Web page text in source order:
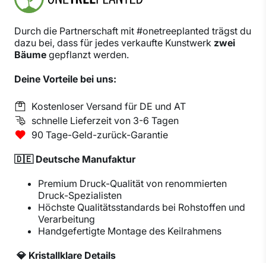
Durch die Partnerschaft mit #onetreeplanted trägst du
dazu bei, dass für jedes verkaufte Kunstwerk zwei
Bäume gepflanzt werden.
Deine Vorteile bei uns:
Kostenloser Versand für DE und AT
schnelle Lieferzeit von 3-6 Tagen
90 Tage-Geld-zurück-Garantie
🇩🇪 Deutsche Manufaktur
Premium Druck-Qualität von renommierten
Druck-Spezialisten
Höchste Qualitätsstandards bei Rohstoffen und
Verarbeitung
Handgefertigte Montage des Keilrahmens
💎 Kristallklare Details